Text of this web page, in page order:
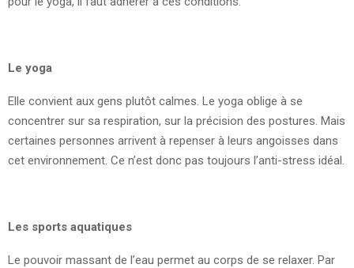
Le yoga
Elle convient aux gens plutôt calmes. Le yoga oblige à se
concentrer sur sa respiration, sur la précision des postures. Mais
certaines personnes arrivent à repenser à leurs angoisses dans
cet environnement. Ce n’est donc pas toujours l’anti-stress idéal.
Les sports aquatiques
Le pouvoir massant de l’eau permet au corps de se relaxer. Par